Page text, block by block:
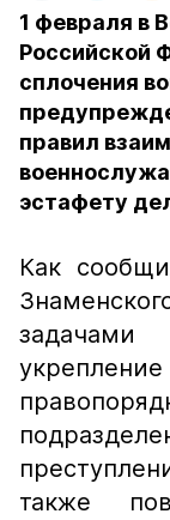
1 февраля в
Российской
сплочения
правил
эстафету
Как
также